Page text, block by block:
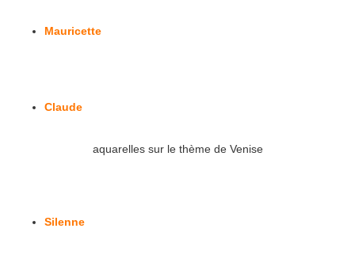
Mauricette
Claude
aquarelles sur le thème de Venise
Silenne